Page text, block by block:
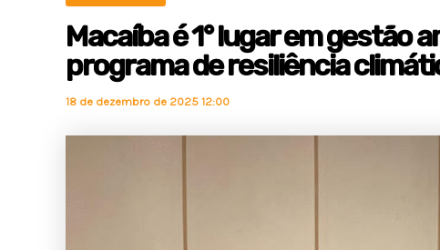
Macaíba é 1° lugar em gestão
programa de resiliência
18 de dezembro de 2025 12:00